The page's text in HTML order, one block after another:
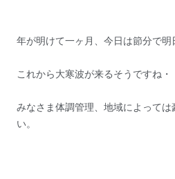
年が明けて一ヶ月、今日は節分で
これから大寒波が来るそうですね・
みなさま体調管理、地域によっては
い。